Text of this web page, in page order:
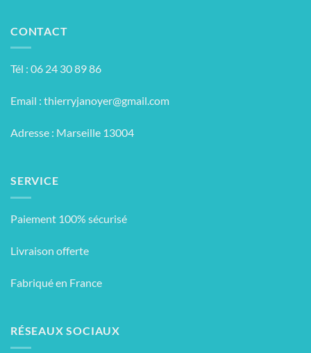
CONTACT
Tél : 06 24 30 89 86
Email : thierryjanoyer@gmail.com
Adresse : Marseille 13004
SERVICE
Paiement 100% sécurisé
Livraison offerte
Fabriqué en France
RÉSEAUX SOCIAUX